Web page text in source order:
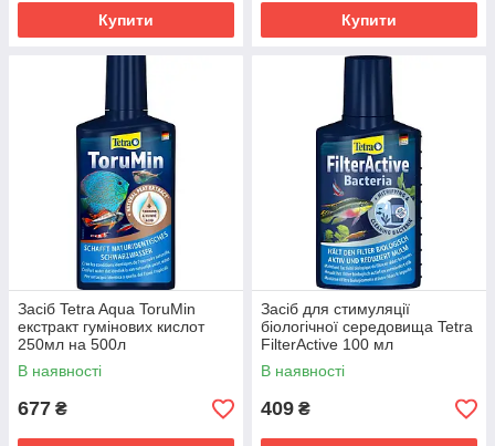
Купити Купити
Засіб Tetra Aqua ToruMin
екстракт гумінових кислот
250мл на 500л
В наявності
677 ₴
Засіб для стимуляції
біологічної середовища Tetra
FilterActive 100 мл
В наявності
409 ₴